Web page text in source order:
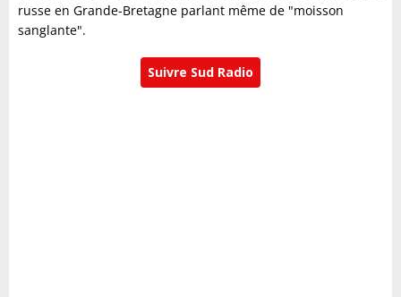
russe en Grande-Bretagne parlant même de "moisson
sanglante".
Suivre Sud Radio